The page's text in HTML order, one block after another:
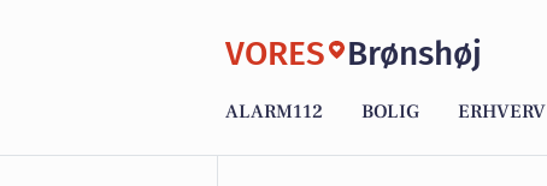
VORES Brønshøj
ALARM112 BOLIG ERHVERV